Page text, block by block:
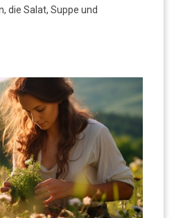
die Salat, Suppe und